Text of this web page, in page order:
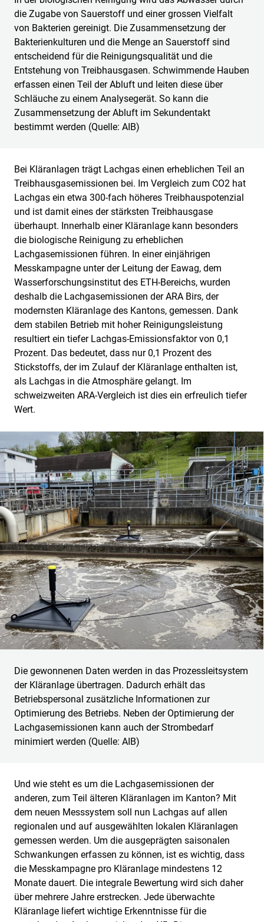
die Zugabe von Sauerstoff und einer grossen Vielfalt
von Bakterien gereinigt. Die Zusammensetzung der
Bakterienkulturen und die Menge an Sauerstoff sind
entscheidend für die Reinigungsqualität und die
Entstehung von Treibhausgasen. Schwimmende Hauben
erfassen einen Teil der Abluft und leiten diese über
Schläuche zu einem Analysegerät. So kann die
Zusammensetzung der Abluft im Sekundentakt
bestimmt werden (Quelle: AIB)
Bei Kläranlagen trägt Lachgas einen erheblichen Teil an
Treibhausgasemissionen bei. Im Vergleich zum CO2 hat
Lachgas ein etwa 300-fach höheres Treibhauspotenzial
und ist damit eines der stärksten Treibhausgase
überhaupt. Innerhalb einer Kläranlage kann besonders
die biologische Reinigung zu erheblichen
Lachgasemissionen führen. In einer einjährigen
Messkampagne unter der Leitung der Eawag, dem
Wasserforschungsinstitut des ETH-Bereichs, wurden
deshalb die Lachgasemissionen der ARA Birs, der
modernsten Kläranlage des Kantons, gemessen. Dank
dem stabilen Betrieb mit hoher Reinigungsleistung
resultiert ein tiefer Lachgas-Emissionsfaktor von 0,1
Prozent. Das bedeutet, dass nur 0,1 Prozent des
Stickstoffs, der im Zulauf der Kläranlage enthalten ist,
als Lachgas in die Atmosphäre gelangt. Im
schweizweiten ARA-Vergleich ist dies ein erfreulich tiefer
Wert.
Die gewonnenen Daten werden in das Prozessleitsystem
der Kläranlage übertragen. Dadurch erhält das
Betriebspersonal zusätzliche Informationen zur
Optimierung des Betriebs. Neben der Optimierung der
Lachgasemissionen kann auch der Strombedarf
minimiert werden (Quelle: AIB)
Und wie steht es um die Lachgasemissionen der
anderen, zum Teil älteren Kläranlagen im Kanton? Mit
dem neuen Messsystem soll nun Lachgas auf allen
regionalen und auf ausgewählten lokalen Kläranlagen
gemessen werden. Um die ausgeprägten saisonalen
Schwankungen erfassen zu können, ist es wichtig, dass
die Messkampagne pro Kläranlage mindestens 12
Monate dauert. Die integrale Bewertung wird sich daher
über mehrere Jahre erstrecken. Jede überwachte
Kläranlage liefert wichtige Erkenntnisse für die